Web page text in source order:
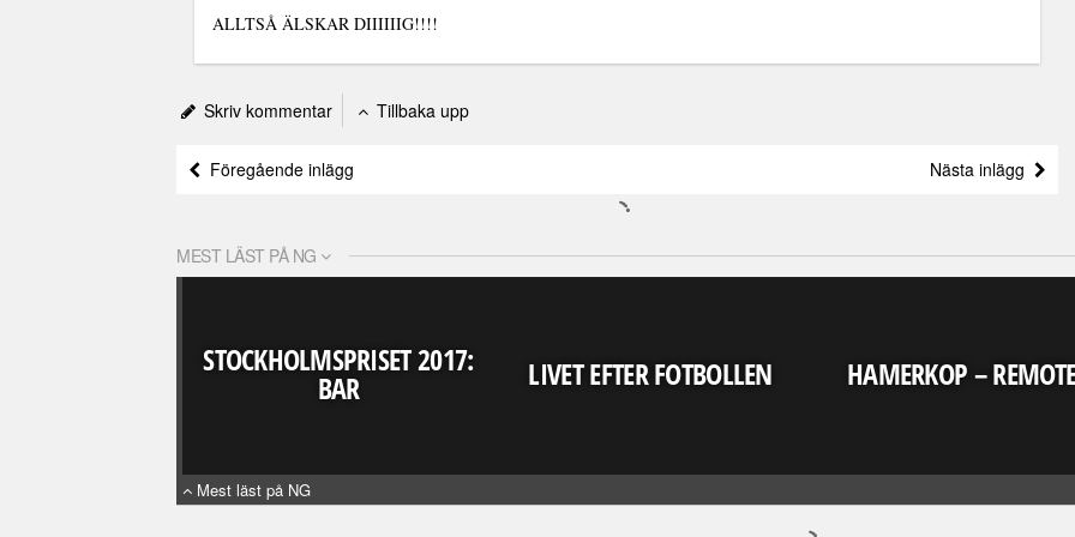
ALLTSÅ ÄLSKAR DIIIIIIG!!!!
Skriv kommentar Tillbaka upp
Föregående inlägg Nästa inlägg
MEST LÄST PÅ NG
STOCKHOLMSPRISET 2017:
BAR LIVET EFTER FOTBOLLEN HAMERKOP –
Mest läst på NG